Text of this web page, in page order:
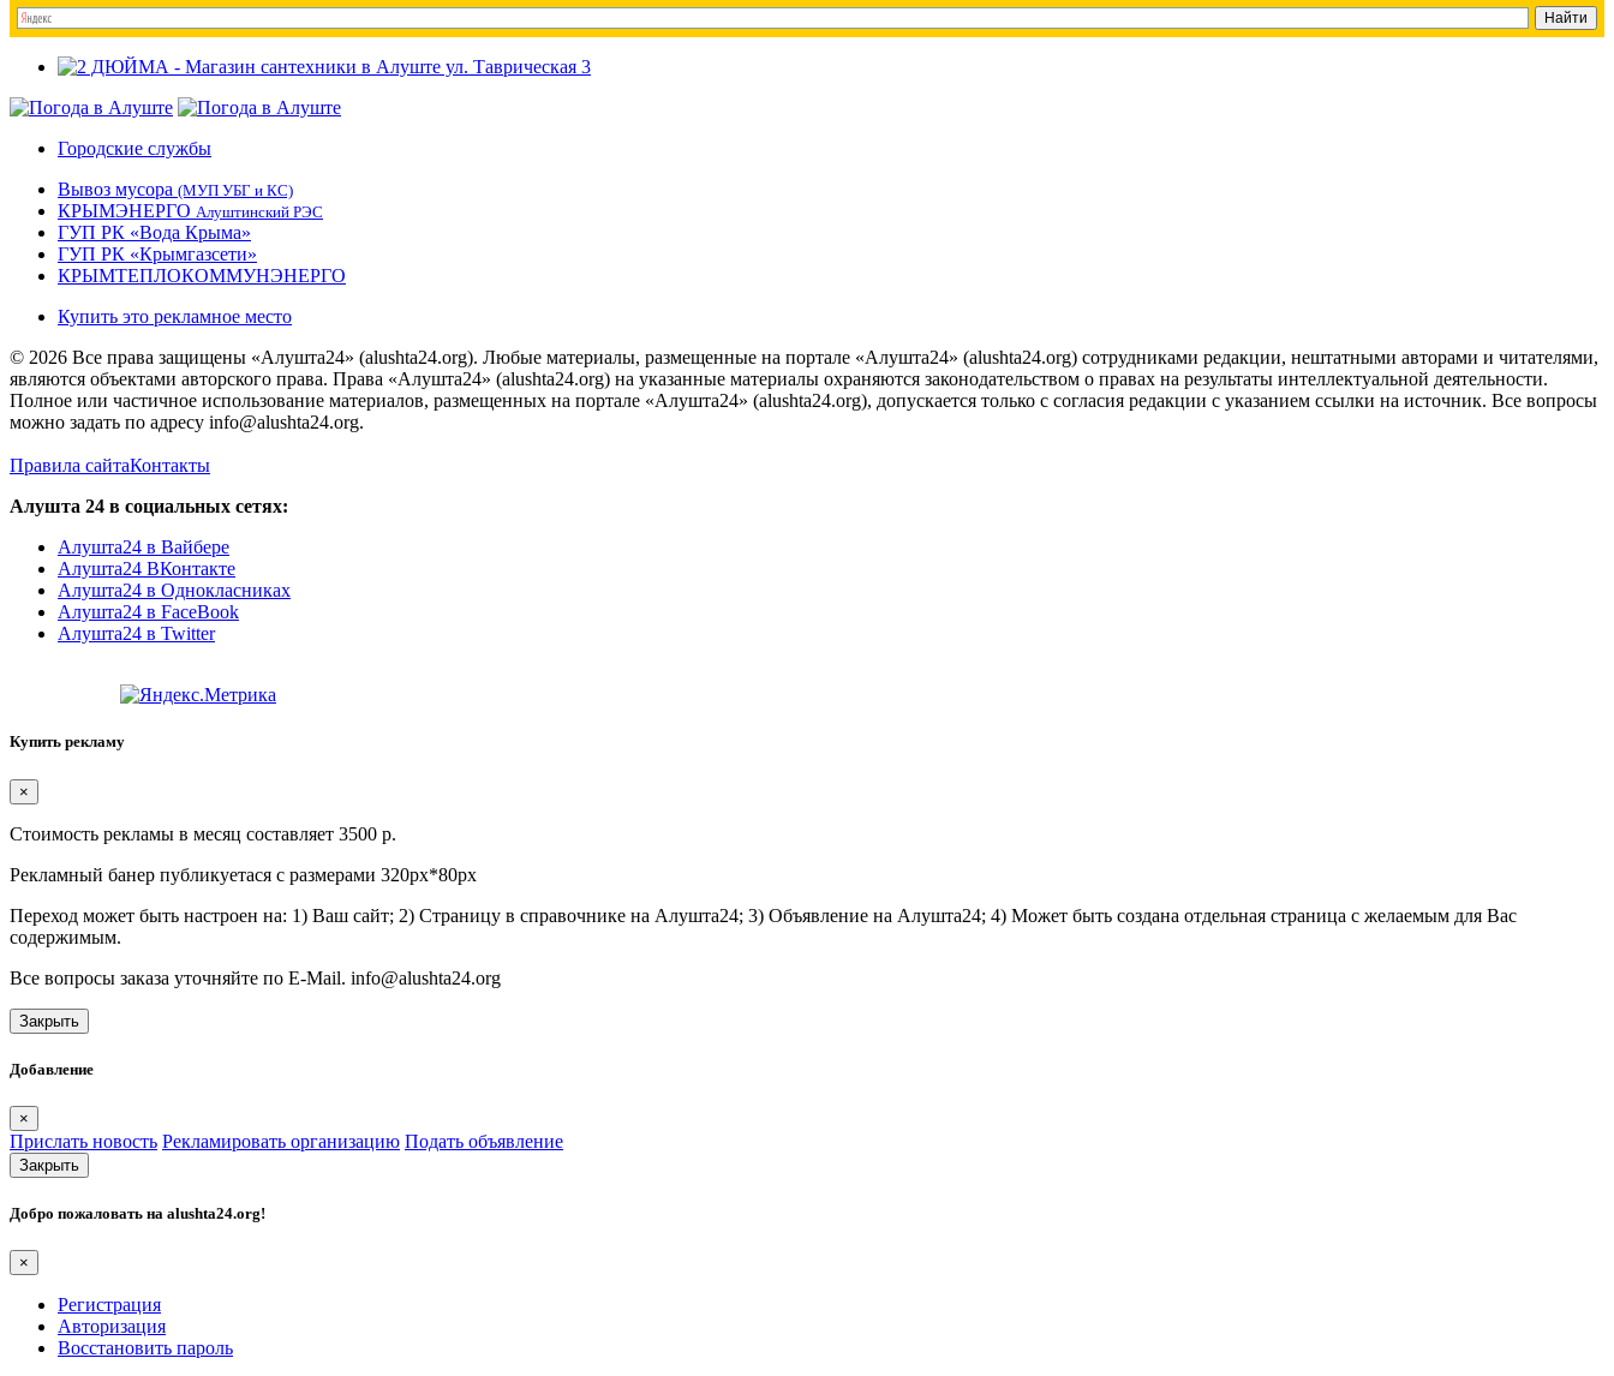
Городские службы
Вывоз мусора (МУП УБГ и КС)
КРЫМЭНЕРГО Алуштинский РЭС
ГУП РК «Вода Крыма»
ГУП РК «Крымгазсети»
КРЫМТЕПЛОКОММУНЭНЕРГО
Купить это рекламное место
© 2026 Все права защищены «Алушта24» (alushta24.org). Любые материалы, размещенные на портале «Алушта24» (alushta24.org) сотрудниками редакции, нештатными авторами и читателями,
являются объектами авторского права. Права «Алушта24» (alushta24.org) на указанные материалы охраняются законодательством о правах на результаты интеллектуальной деятельности.
Полное или частичное использование материалов, размещенных на портале «Алушта24» (alushta24.org), допускается только с согласия редакции с указанием ссылки на источник. Все вопросы
можно задать по адресу info@alushta24.org.
Правила сайтаКонтакты
Алушта 24 в социальных сетях:
Алушта24 в Вайбере
Алушта24 ВКонтакте
Алушта24 в Однокласниках
Алушта24 в FaceBook
Алушта24 в Twitter
Купить рекламу
×
Стоимость рекламы в месяц составляет 3500 р.
Рекламный банер публикуетася с размерами 320px*80px
Переход может быть настроен на: 1) Ваш сайт; 2) Страницу в справочнике на Алушта24; 3) Объявление на Алушта24; 4) Может быть создана отдельная страница с желаемым для Вас
содержимым.
Все вопросы заказа уточняйте по E-Mail. info@alushta24.org
Закрыть
Добавление
×
Прислать новость Рекламировать организацию Подать объявление
Закрыть
Добро пожаловать на alushta24.org!
×
Регистрация
Авторизация
Восстановить пароль